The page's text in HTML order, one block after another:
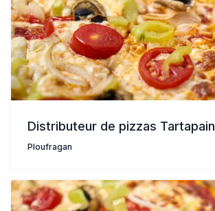
Distributeur de pizzas Tartapain
Ploufragan